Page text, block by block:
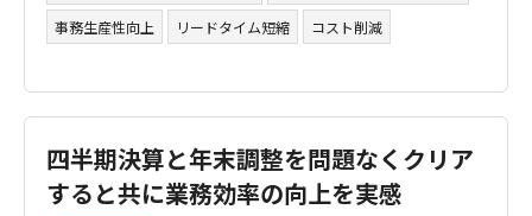
事務生産性向上
リードタイム短縮 コスト削減
四半期決算と年末調整を問題なくクリア
すると共に業務効率の向上を実感